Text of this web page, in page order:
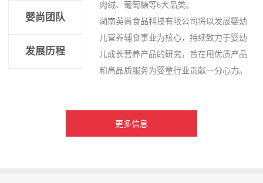
婴尚团队
发展历程
肉绒、葡萄糖等6大品类。
湖南英尚食品科技有限公司将以发展婴幼
儿营养辅食事业为核心，持续致力于婴幼
儿成长营养产品的研究，旨在用优质产品
和高品质服务为婴童行业贡献一分心力。
更多信息